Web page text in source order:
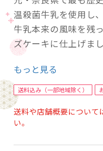
温殺菌牛乳を使用し
牛乳本来の風味を残
ズケーキに仕上げま
ない、グルテンフリ
キです。
ピスタチオいちごチ
㎝）
もっと見る
送料込み（一部地域除く）
送料や店舗概要について
い。